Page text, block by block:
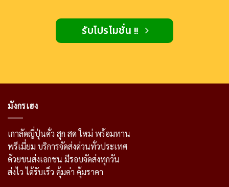
รับโปรโมชั่น !!
มังกรเฮง
เกาลัดญี่ปุ่นคั่ว สุก สด ใหม่ พร้อมทาน
พรีเมี่ยม บริการจัดส่งด่วนทั่วประเทศ
ด้วยขนส่งเอกชน มีรอบจัดส่งทุกวัน
ส่งไว ได้รับเร็ว คุ้มค่า คุ้มราคา